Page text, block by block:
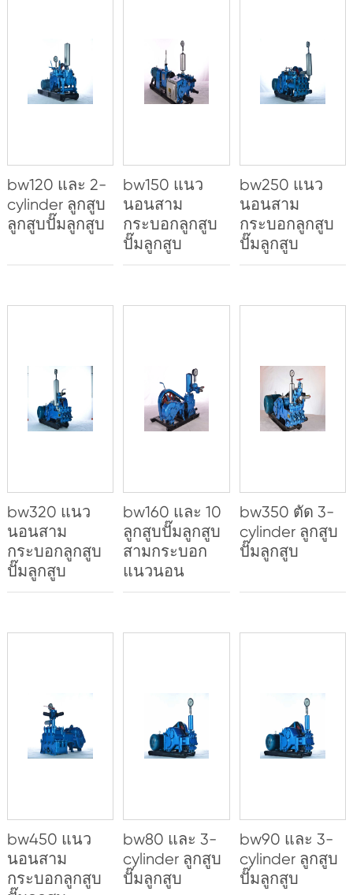
bw120 และ 2-
cylinder ลูกสูบ
ลูกสูบปั๊มลูกสูบ
bw150 แนว
นอนสาม
กระบอกลูกสูบ
ปั๊มลูกสูบ
bw250 แนว
นอนสาม
กระบอกลูกสูบ
ปั๊มลูกสูบ
bw320 แนว
นอนสาม
กระบอกลูกสูบ
ปั๊มลูกสูบ
bw160 และ 10
ลูกสูบปั๊มลูกสูบ
สามกระบอก
แนวนอน
bw350 ตัด 3-
cylinder ลูกสูบ
ปั๊มลูกสูบ
bw450 แนว
นอนสาม
กระบอกลูกสูบ
bw80 และ 3-
cylinder ลูกสูบ
ปั๊มลูกสูบ
bw90 และ 3-
cylinder ลูกสูบ
ปั๊มลูกสูบ